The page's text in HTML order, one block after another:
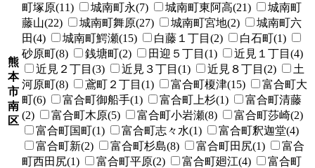
熊
本
市
南
区
町塚原(11)
城南町永(7) 城南町東阿高(21)
城南町
藤山(22)
城南町舞原(27) 城南町宮地(2)
城南町六
田(4)
城南町鰐瀬(15) 白藤１丁目(2)
白石町(1)
砂原町(8)
銭塘町(2) 田迎５丁目(1)
近見１丁目(4)
近見２丁目(3)
近見３丁目(1) 近見８丁目(2)
土
河原町(8)
鳶町２丁目(1) 富合町榎津(15)
富合町大
町(6)
富合町御船手(1) 富合町上杉(1)
富合町清藤
(2)
富合町木原(5) 富合町小岩瀬(8)
富合町莎崎(2)
富合町国町(1)
富合町志々水(1)
富合町釈迦堂(4)
富合町新(2)
富合町杉島(8) 富合町田尻(1)
富合
町西田尻(1)
富合町平原(2) 富合町廻江(4)
富合町